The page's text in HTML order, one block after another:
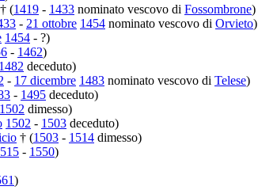
(1419 - 1433 nominato vescovo di Fossombrone)
- 21 ottobre 1454 nominato vescovo di Orvieto)
1454 - ?)
- 1462)
1482 deceduto)
- 17 dicembre 1483 nominato vescovo di Telese)
- 1495 deceduto)
1502 dimesso)
1502 - 1503 deceduto)
† (1503 - 1514 dimesso)
- 1550)
)